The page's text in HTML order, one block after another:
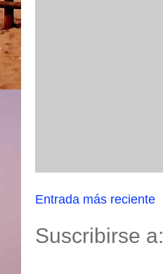
Entrada más reciente
Suscribirse a: